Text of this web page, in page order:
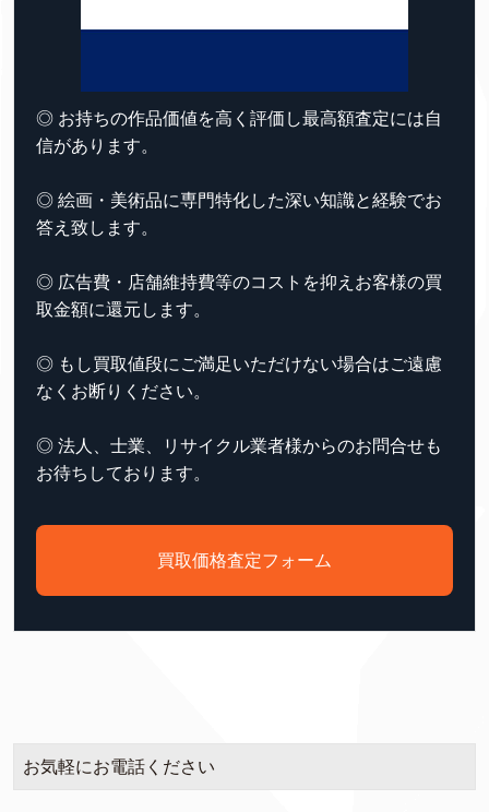
◎ お持ちの作品価値を高く評価し最高額査定には自
信があります。
◎ 絵画・美術品に専門特化した深い知識と経験でお
答え致します。
◎ 広告費・店舗維持費等のコストを抑えお客様の買
取金額に還元します。
◎ もし買取値段にご満足いただけない場合はご遠慮
なくお断りください。
◎ 法人、士業、リサイクル業者様からのお問合せも
お待ちしております。
買取価格査定フォーム
お気軽にお電話ください